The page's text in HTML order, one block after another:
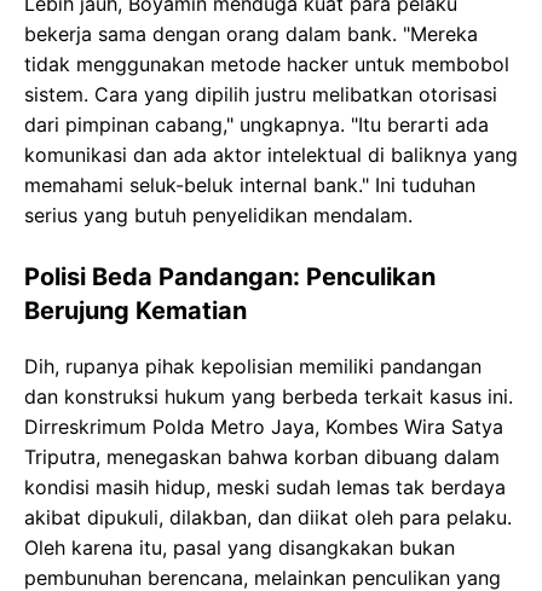
bekerja sama dengan orang dalam bank. "Mereka
tidak menggunakan metode hacker untuk membobol
sistem. Cara yang dipilih justru melibatkan otorisasi
dari pimpinan cabang," ungkapnya. "Itu berarti ada
komunikasi dan ada aktor intelektual di baliknya yang
memahami seluk-beluk internal bank." Ini tuduhan
serius yang butuh penyelidikan mendalam.
Polisi Beda Pandangan: Penculikan
Berujung Kematian
Dih, rupanya pihak kepolisian memiliki pandangan
dan konstruksi hukum yang berbeda terkait kasus ini.
Dirreskrimum Polda Metro Jaya, Kombes Wira Satya
Triputra, menegaskan bahwa korban dibuang dalam
kondisi masih hidup, meski sudah lemas tak berdaya
akibat dipukuli, dilakban, dan diikat oleh para pelaku.
Oleh karena itu, pasal yang disangkakan bukan
pembunuhan berencana, melainkan penculikan yang